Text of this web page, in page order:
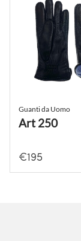
Guanti da Uomo
Art 250
€195